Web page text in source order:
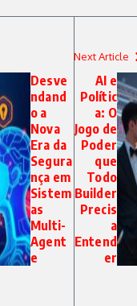
Desve
ndand
o a
Nova
Era da
Segura
nça em
Sistem
as
Multi-
Agent
e
Next Article
AI e
Polític
a: O
Jogo de
Poder
que
Todo
Builder
Precis
a
Entend
er